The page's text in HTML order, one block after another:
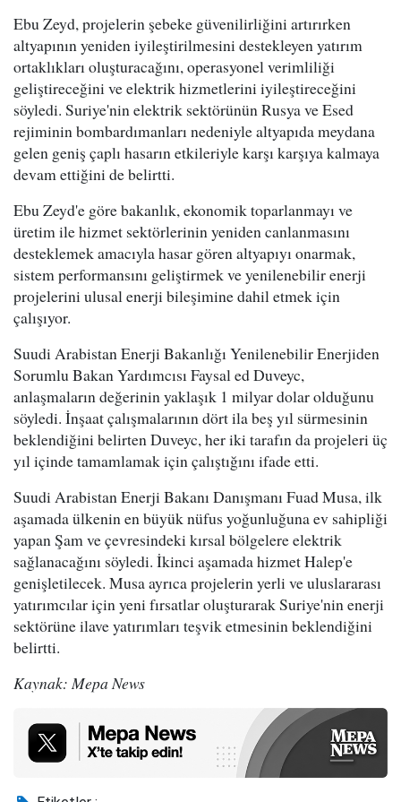
Ebu Zeyd, projelerin şebeke güvenilirliğini artırırken
altyapının yeniden iyileştirilmesini destekleyen yatırım
ortaklıkları oluşturacağını, operasyonel verimliliği
geliştireceğini ve elektrik hizmetlerini iyileştireceğini
söyledi. Suriye'nin elektrik sektörünün Rusya ve Esed
rejiminin bombardımanları nedeniyle altyapıda meydana
gelen geniş çaplı hasarın etkileriyle karşı karşıya kalmaya
devam ettiğini de belirtti.
Ebu Zeyd'e göre bakanlık, ekonomik toparlanmayı ve
üretim ile hizmet sektörlerinin yeniden canlanmasını
desteklemek amacıyla hasar gören altyapıyı onarmak,
sistem performansını geliştirmek ve yenilenebilir enerji
projelerini ulusal enerji bileşimine dahil etmek için
çalışıyor.
Suudi Arabistan Enerji Bakanlığı Yenilenebilir Enerjiden
Sorumlu Bakan Yardımcısı Faysal ed Duveyc,
anlaşmaların değerinin yaklaşık 1 milyar dolar olduğunu
söyledi. İnşaat çalışmalarının dört ila beş yıl sürmesinin
beklendiğini belirten Duveyc, her iki tarafın da projeleri üç
yıl içinde tamamlamak için çalıştığını ifade etti.
Suudi Arabistan Enerji Bakanı Danışmanı Fuad Musa, ilk
aşamada ülkenin en büyük nüfus yoğunluğuna ev sahipliği
yapan Şam ve çevresindeki kırsal bölgelere elektrik
sağlanacağını söyledi. İkinci aşamada hizmet Halep'e
genişletilecek. Musa ayrıca projelerin yerli ve uluslararası
yatırımcılar için yeni fırsatlar oluşturarak Suriye'nin enerji
sektörüne ilave yatırımları teşvik etmesinin beklendiğini
belirtti.
Kaynak: Mepa News